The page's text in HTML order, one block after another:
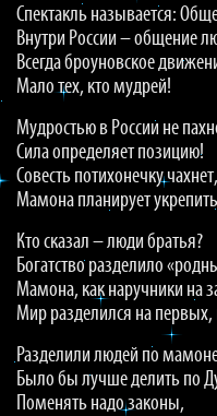
Спектакль называется:
Внутри России – общение
Всегда броуновское
Мало тех, кто мудрей!
Мудростью в России не
Сила определяет позицию!
Совесть потихонечку чахнет,
Мамона планирует
Кто сказал – люди братья?
Богатство разделило
Мамона, как наручники на
Мир разделился на
Разделили людей по
Было бы лучше делить по
Поменять надо законы,